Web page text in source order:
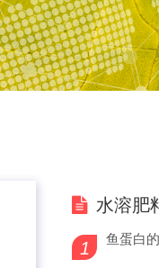
水溶肥
1 鱼蛋白